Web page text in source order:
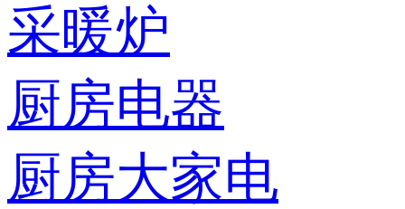
采暖炉
厨房电器
厨房大家电